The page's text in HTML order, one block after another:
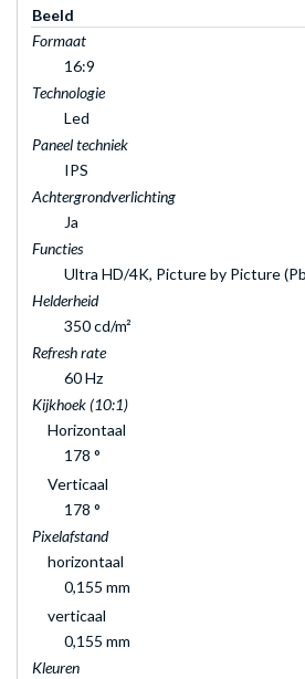
Beeld
Formaat
16:9
Technologie
Led
Paneel techniek
IPS
Achtergrondverlichting
Ja
Functies
Ultra HD/4K, Picture by Picture
Helderheid
350 cd/m²
Refresh rate
60 Hz
Kijkhoek (10:1)
Horizontaal
178 °
Verticaal
178 °
Pixelafstand
horizontaal
0,155 mm
verticaal
0,155 mm
Kleuren